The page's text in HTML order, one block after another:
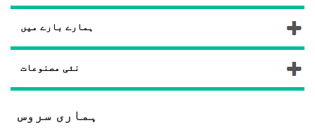
ہمارے بارے میں
نئی مصنوعات
ہماری سروس